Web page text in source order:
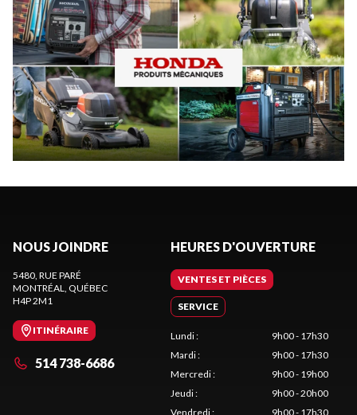
NOUS JOINDRE
5480, RUE PARÉ
MONTRÉAL, QUÉBEC
H4P 2M1
ITINÉRAIRE
514 738-6686
HEURES D'OUVERTURE
VENTES ET PIÈCES
SERVICE
Lundi:
9h00 - 17h30
Mardi:
9h00 - 17h30
Mercredi:
9h00 - 19h00
Jeudi:
9h00 - 20h00
Vendredi: 9h00 - 17h30